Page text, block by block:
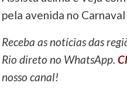
pela avenida no
Receba as notícias das
Rio direto no WhatsApp.
nosso canal!